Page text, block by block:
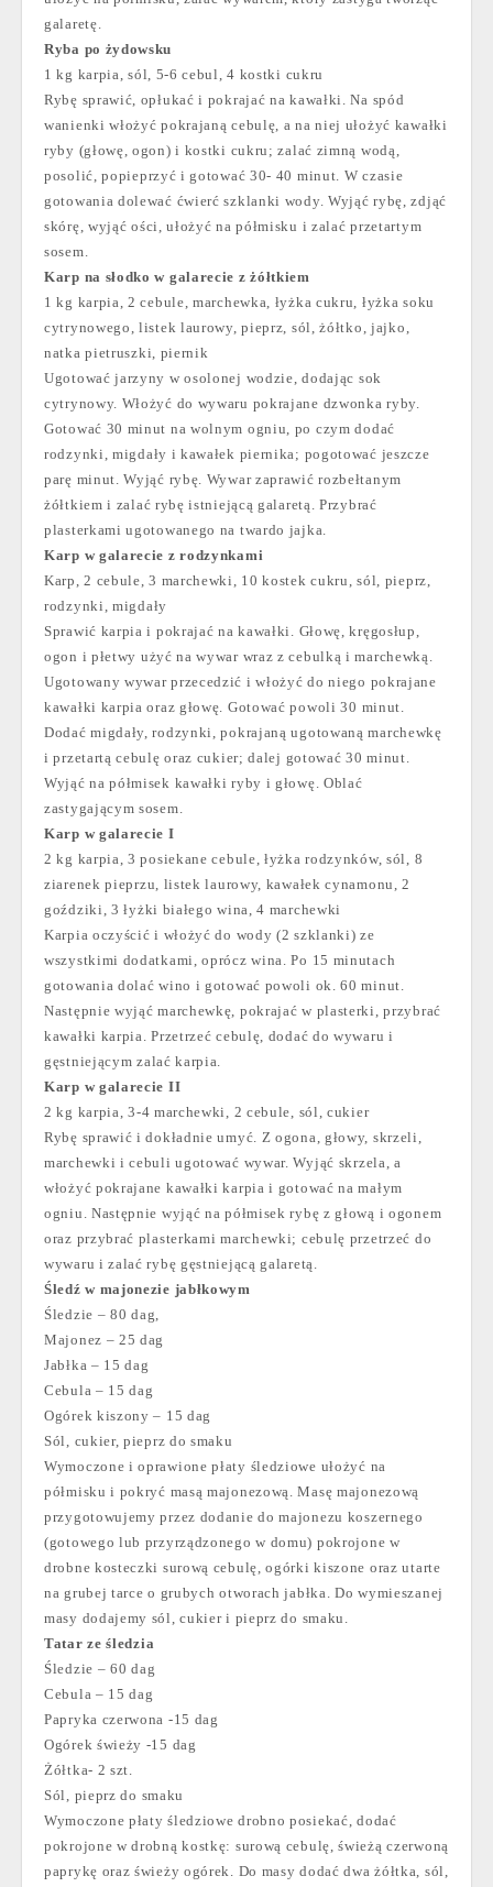
galaretę.
Ryba po żydowsku
1 kg karpia, sól, 5-6 cebul, 4 kostki cukru
Rybę sprawić, opłukać i pokrajać na kawałki. Na spód
wanienki włożyć pokrajaną cebulę, a na niej ułożyć kawałki
ryby (głowę, ogon) i kostki cukru; zalać zimną wodą,
posolić, popieprzyć i gotować 30- 40 minut. W czasie
gotowania dolewać ćwierć szklanki wody. Wyjąć rybę, zdjąć
skórę, wyjąć ości, ułożyć na półmisku i zalać przetartym
sosem.
Karp na słodko w galarecie z żółtkiem
1 kg karpia, 2 cebule, marchewka, łyżka cukru, łyżka soku
cytrynowego, listek laurowy, pieprz, sól, żółtko, jajko,
natka pietruszki, piernik
Ugotować jarzyny w osolonej wodzie, dodając sok
cytrynowy. Włożyć do wywaru pokrajane dzwonka ryby.
Gotować 30 minut na wolnym ogniu, po czym dodać
rodzynki, migdały i kawałek piernika; pogotować jeszcze
parę minut. Wyjąć rybę. Wywar zaprawić rozbełtanym
żółtkiem i zalać rybę istniejącą galaretą. Przybrać
plasterkami ugotowanego na twardo jajka.
Karp w galarecie z rodzynkami
Karp, 2 cebule, 3 marchewki, 10 kostek cukru, sól, pieprz,
rodzynki, migdały
Sprawić karpia i pokrajać na kawałki. Głowę, kręgosłup,
ogon i płetwy użyć na wywar wraz z cebulką i marchewką.
Ugotowany wywar przecedzić i włożyć do niego pokrajane
kawałki karpia oraz głowę. Gotować powoli 30 minut.
Dodać migdały, rodzynki, pokrajaną ugotowaną marchewkę
i przetartą cebulę oraz cukier; dalej gotować 30 minut.
Wyjąć na półmisek kawałki ryby i głowę. Oblać
zastygającym sosem.
Karp w galarecie I
2 kg karpia, 3 posiekane cebule, łyżka rodzynków, sól, 8
ziarenek pieprzu, listek laurowy, kawałek cynamonu, 2
goździki, 3 łyżki białego wina, 4 marchewki
Karpia oczyścić i włożyć do wody (2 szklanki) ze
wszystkimi dodatkami, oprócz wina. Po 15 minutach
gotowania dolać wino i gotować powoli ok. 60 minut.
Następnie wyjąć marchewkę, pokrajać w plasterki, przybrać
kawałki karpia. Przetrzeć cebulę, dodać do wywaru i
gęstniejącym zalać karpia.
Karp w galarecie II
2 kg karpia, 3-4 marchewki, 2 cebule, sól, cukier
Rybę sprawić i dokładnie umyć. Z ogona, głowy, skrzeli,
marchewki i cebuli ugotować wywar. Wyjąć skrzela, a
włożyć pokrajane kawałki karpia i gotować na małym
ogniu. Następnie wyjąć na półmisek rybę z głową i ogonem
oraz przybrać plasterkami marchewki; cebulę przetrzeć do
wywaru i zalać rybę gęstniejącą galaretą.
Śledź w majonezie jabłkowym
Śledzie – 80 dag,
Majonez – 25 dag
Jabłka – 15 dag
Cebula – 15 dag
Ogórek kiszony – 15 dag
Sól, cukier, pieprz do smaku
Wymoczone i oprawione płaty śledziowe ułożyć na
półmisku i pokryć masą majonezową. Masę majonezową
przygotowujemy przez dodanie do majonezu koszernego
(gotowego lub przyrządzonego w domu) pokrojone w
drobne kosteczki surową cebulę, ogórki kiszone oraz utarte
na grubej tarce o grubych otworach jabłka. Do wymieszanej
masy dodajemy sól, cukier i pieprz do smaku.
Tatar ze śledzia
Śledzie – 60 dag
Cebula – 15 dag
Papryka czerwona -15 dag
Ogórek świeży -15 dag
Żółtka- 2 szt.
Sól, pieprz do smaku
Wymoczone płaty śledziowe drobno posiekać, dodać
pokrojone w drobną kostkę: surową cebulę, świeżą czerwoną
paprykę oraz świeży ogórek. Do masy dodać dwa żółtka, sól,